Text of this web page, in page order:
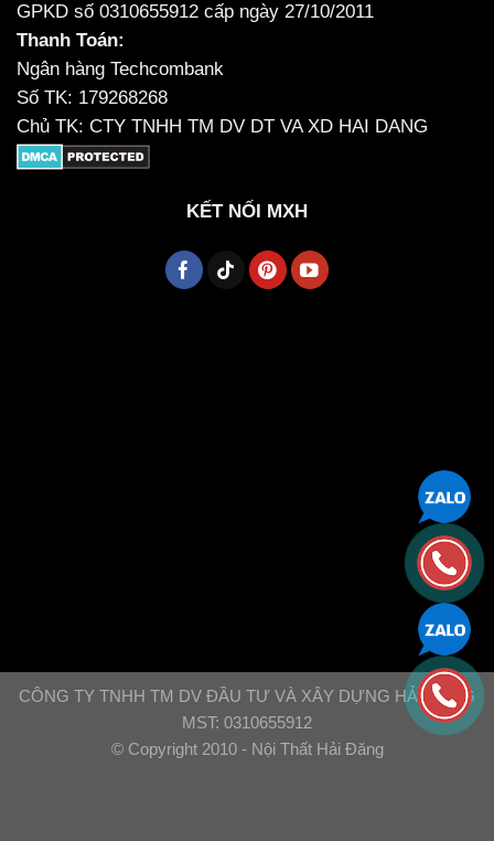
GPKD số 0310655912 cấp ngày 27/10/2011
Thanh Toán:
Ngân hàng Techcombank
Số TK: 179268268
Chủ TK: CTY TNHH TM DV DT VA XD HAI DANG
KẾT NỐI MXH
CÔNG TY TNHH TM DV ĐẦU TƯ VÀ XÂY DỰNG HẢI ĐĂNG
MST: 0310655912
© Copyright 2010 - Nội Thất Hải Đăng